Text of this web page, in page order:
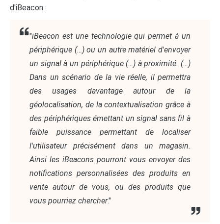
d'iBeacon :
"iBeacon est une technologie qui permet à un
périphérique (…) ou un autre matériel d'envoyer
un signal à un périphérique (…) à proximité. (…)
Dans un scénario de la vie réelle, il permettra
des usages davantage autour de la
géolocalisation, de la contextualisation grâce à
des périphériques émettant un signal sans fil à
faible puissance permettant de localiser
l'utilisateur précisément dans un magasin.
Ainsi les iBeacons pourront vous envoyer des
notifications personnalisées des produits en
vente autour de vous, ou des produits que
vous pourriez chercher."